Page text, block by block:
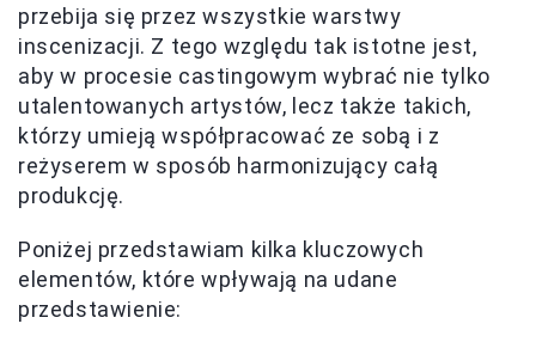
przebija się przez wszystkie warstwy
inscenizacji. Z tego względu tak istotne jest,
aby w procesie castingowym wybrać nie tylko
utalentowanych artystów, lecz także takich,
którzy umieją współpracować ze sobą i z
reżyserem w sposób harmonizujący całą
produkcję.
Poniżej przedstawiam kilka kluczowych
elementów, które wpływają na udane
przedstawienie: